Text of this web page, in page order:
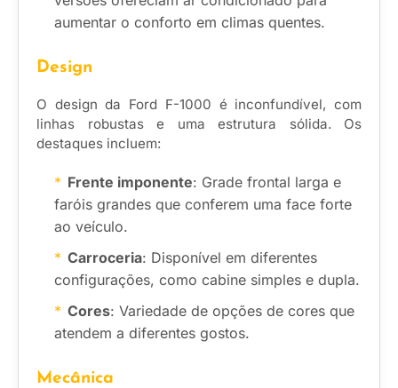
aumentar o conforto em climas quentes.
Design
O design da Ford F-1000 é inconfundível, com
linhas robustas e uma estrutura sólida. Os
destaques incluem:
Frente imponente: Grade frontal larga e
faróis grandes que conferem uma face forte
ao veículo.
Carroceria: Disponível em diferentes
configurações, como cabine simples e dupla.
Cores: Variedade de opções de cores que
atendem a diferentes gostos.
Mecânica